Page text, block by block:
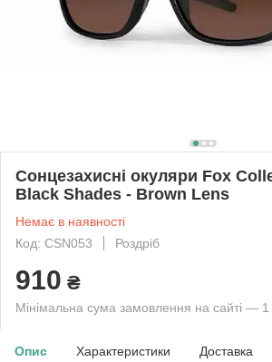
Сонцезахисні окуляри Fox
Black Shades - Brown Lens
Немає в наявності
Код: CSN053
Роздріб
910 ₴
Мінімальна сума замовлення на сайті —
Опис Характеристики Доставка